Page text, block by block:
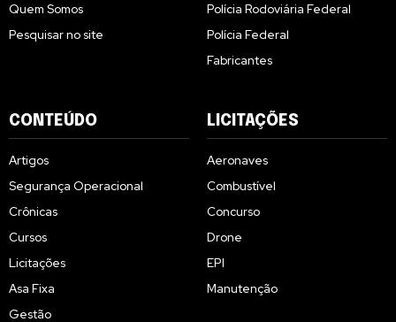
Quem Somos
Pesquisar no site
Polícia Rodoviária Federal
Polícia Federal
Fabricantes
CONTEÚDO
Artigos
Segurança Operacional
Crônicas
Cursos
Licitações
Asa Fixa
Gestão
LICITAÇÕES
Aeronaves
Combustível
Concurso
Drone
EPI
Manutenção